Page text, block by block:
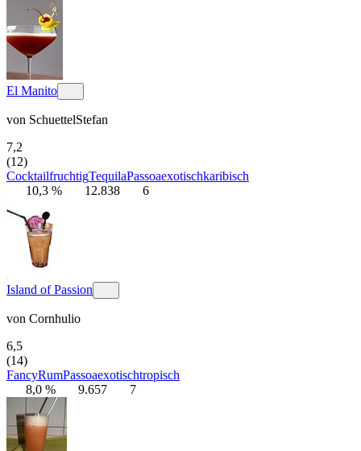
El Manito
von SchuettelStefan
7,2
(12)
CocktailfruchtigTequilaPassoaexotischkaribisch
10,3 %
12.838 6
Island of Passion
von Cornhulio
6,5
(14)
FancyRumPassoaexotischtropisch
8,0 %
9.657 7